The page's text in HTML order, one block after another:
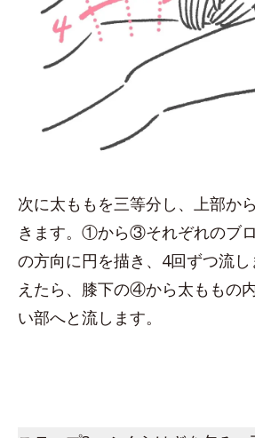
次に太ももを三等分し、上部か
きます。①から③それぞれのブ
の方向に円を描き、4回ずつ流
えたら、膝下の④から太ももの
い部へと流します。